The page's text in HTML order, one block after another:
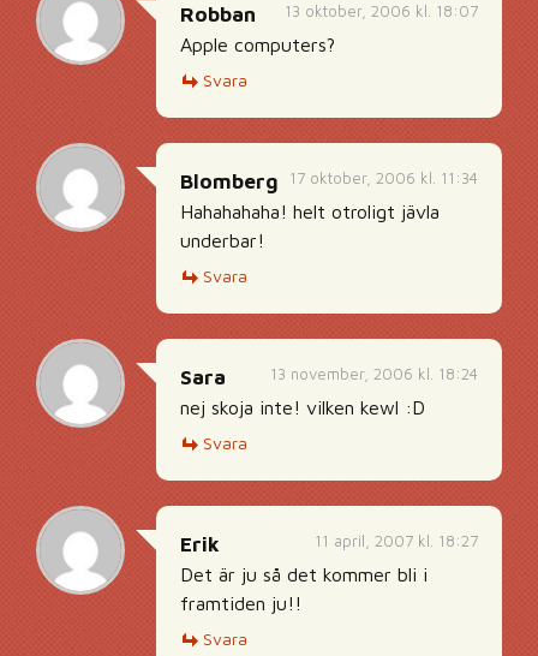
13 oktober, 2006 kl. 18:07
Robban
Apple computers?
Svara
17 oktober, 2006 kl. 11:34
Blomberg
Hahahahaha! helt otroligt jävla
underbar!
Svara
13 november, 2006 kl. 18:24
Sara
nej skoja inte! vilken kewl :D
Svara
11 april, 2007 kl. 18:27
Erik
Det är ju så det kommer bli i
framtiden ju!!
Svara